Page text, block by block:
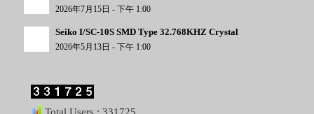
2026年7月15日 - 下午 1:00
Seiko I/SC-10S SMD Type 32.768KHZ Crystal
2026年5月13日 - 下午 1:00
Total Users : 331725